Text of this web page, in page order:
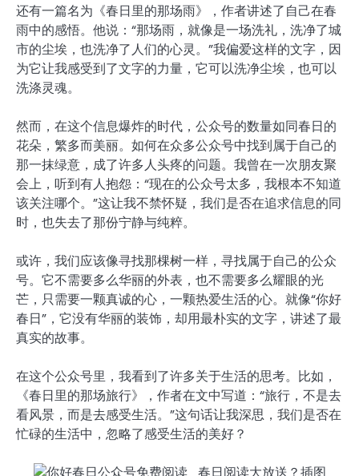
还有一篇名为《春日里的那场雨》，作者讲述了自己在春
雨中的感悟。他说：“那场雨，就像是一场洗礼，洗净了城
市的尘埃，也洗净了人们的心灵。”我偏爱这样的文字，因
为它让我感受到了文字的力量，它可以洗净尘埃，也可以
洗涤灵魂。
然而，在这个信息爆炸的时代，公众号的数量如同春日的
花朵，繁多而美丽。如何在众多公众号中找到属于自己的
那一抹绿意，成了许多人头疼的问题。我曾在一次朋友聚
会上，听到有人抱怨：“现在的公众号太多，我根本不知道
该关注哪个。”这让我不禁怀疑，我们是否在追求信息的同
时，也失去了那份宁静与纯粹。
或许，我们应该像寻找那棵树一样，寻找属于自己的公众
号。它不需要多么华丽的外表，也不需要多么耀眼的光
芒，只需要一颗真诚的心，一颗热爱生活的心。就像“你好
春日”，它没有华丽的装饰，却用最朴实的文字，讲述了最
真实的故事。
在这个公众号里，我看到了许多关于生活的思考。比如，
《春日里的那场旅行》，作者在文中写道：“旅行，不是去
看风景，而是去感受生活。”这句话让我深思，我们是否在
忙碌的生活中，忽略了感受生活的美好？